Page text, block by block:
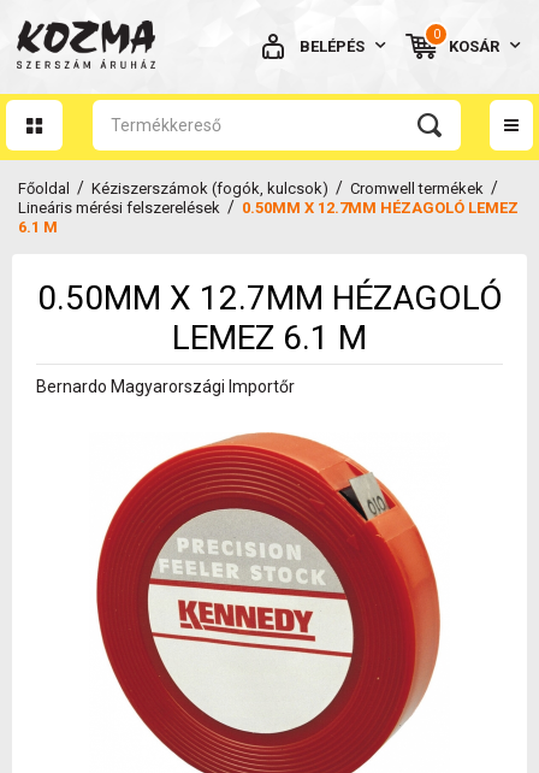
BELÉPÉS
BELÉPÉS
Elfelejtett jelszó
NINCS MÉG FIÓKOM
0
KOSÁR
Főoldal / Kéziszerszámok (fogók, kulcsok) / Cromwell termékek /
Lineáris mérési felszerelések / 0.50MM X 12.7MM HÉZAGOLÓ LEMEZ
6.1 M
0.50MM X 12.7MM HÉZAGOLÓ
LEMEZ 6.1 M
Bernardo Magyarországi Importőr